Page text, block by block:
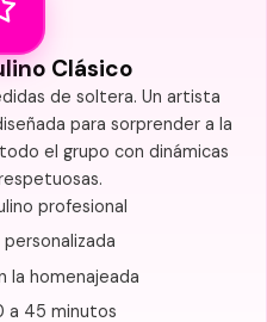
Clásico
de soltera. Un artista
para sorprender a la
el grupo con dinámicas
profesional
la homenajeada
a 45 minutos